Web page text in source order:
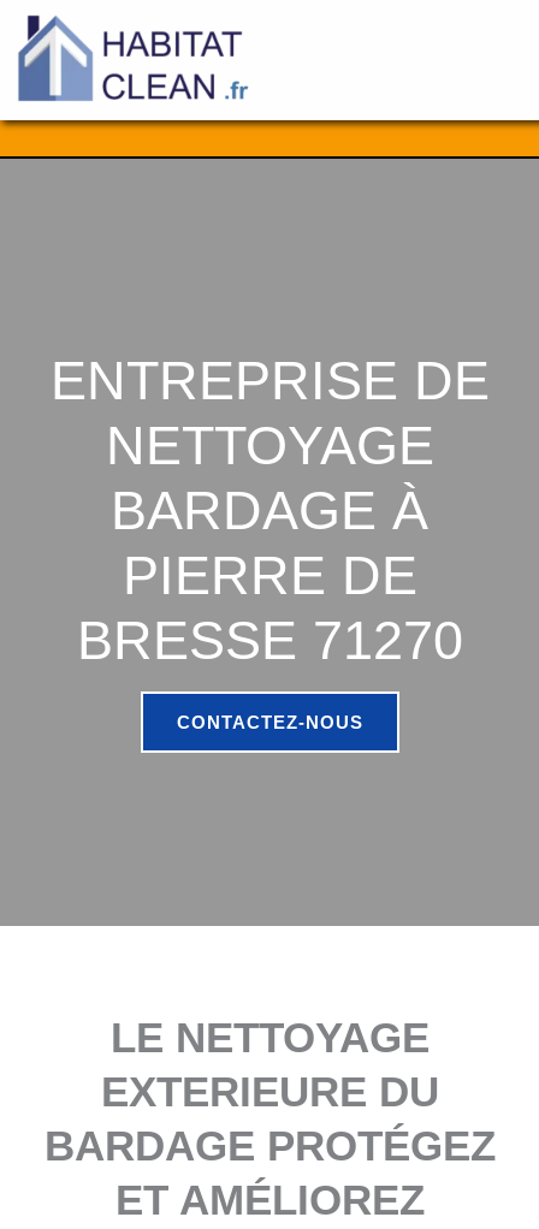
Aller
ENTREPRISE DE
NETTOYAGE
BARDAGE À
PIERRE DE
BRESSE 71270
CONTACTEZ-NOUS
LE NETTOYAGE
EXTERIEURE DU
BARDAGE PROTÉGEZ
ET AMÉLIOREZ